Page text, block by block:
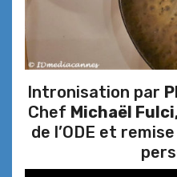
Intronisation par
Chef Michaël
de l’ODE et